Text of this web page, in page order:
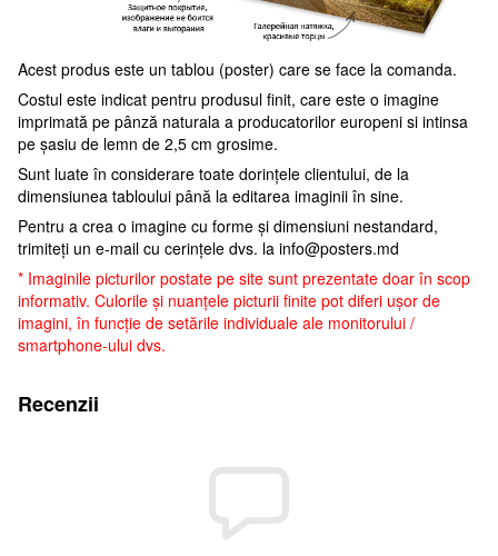
Acest produs este un tablou (poster) care se face la comanda.
Costul este indicat pentru produsul finit, care este o imagine
imprimată pe pânză naturala a producatorilor europeni si intinsa
pe șasiu de lemn de 2,5 cm grosime.
Sunt luate în considerare toate dorințele clientului, de la
dimensiunea tabloului până la editarea imaginii în sine.
Pentru a crea o imagine cu forme și dimensiuni nestandard,
trimiteți un e-mail cu cerințele dvs. la info@posters.md
* Imaginile picturilor postate pe site sunt prezentate doar în scop
informativ. Culorile și nuanțele picturii finite pot diferi ușor de
imagini, în funcție de setările individuale ale monitorului /
smartphone-ului dvs.
Recenzii